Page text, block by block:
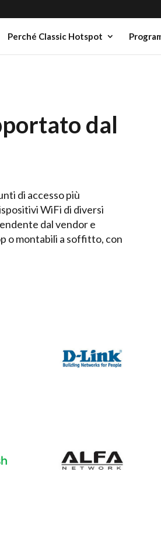
Perché Classic Hotspot
dal
di accesso più
WiFi di diversi
dal vendor e
o montabili a soffitto, con